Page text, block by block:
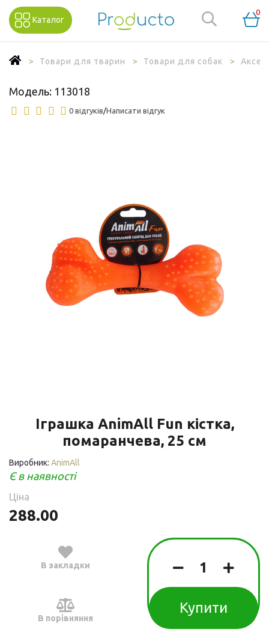
Каталог
0
Товари для тварин Товари для собак
Модель: 113018
0 відгуків/Написати відгук
Іграшка AnimAll Fun кістка,
помаранчева, 25 см
Виробник: AnimAll
Є в наявності
Ціна
288.00
В закладки
В порівняння
Купити